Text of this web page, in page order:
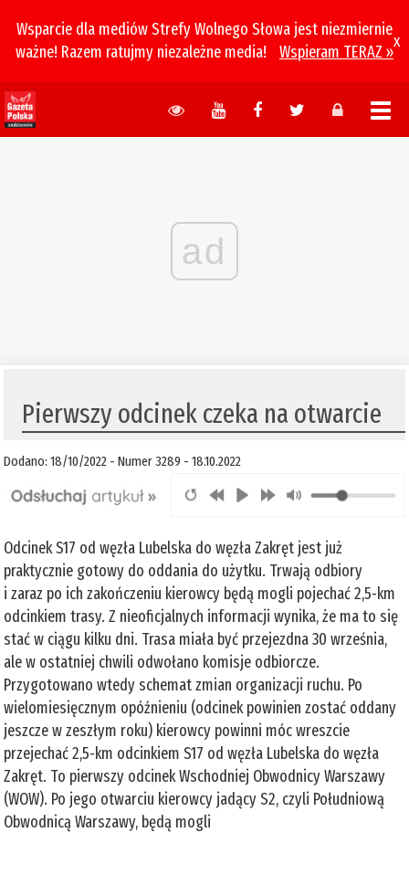
Wsparcie dla mediów Strefy Wolnego Słowa jest niezmiernie
ważne! Razem ratujmy niezależne media!
Wspieram TERAZ »
x
ad
Pierwszy odcinek czeka na otwarcie
Dodano: 18/10/2022 - Numer 3289 - 18.10.2022
Odcinek S17 od węzła Lubelska do węzła Zakręt jest już
praktycznie gotowy do oddania do użytku. Trwają odbiory
i zaraz po ich zakończeniu kierowcy będą mogli pojechać 2,5-km
odcinkiem trasy. Z nieoficjalnych informacji wynika, że ma to się
stać w ciągu kilku dni. Trasa miała być przejezdna 30 września,
ale w ostatniej chwili odwołano komisje odbiorcze.
Przygotowano wtedy schemat zmian organizacji ruchu. Po
wielomiesięcznym opóźnieniu (odcinek powinien zostać oddany
jeszcze w zeszłym roku) kierowcy powinni móc wreszcie
przejechać 2,5-km odcinkiem S17 od węzła Lubelska do węzła
Zakręt. To pierwszy odcinek Wschodniej Obwodnicy Warszawy
(WOW). Po jego otwarciu kierowcy jadący S2, czyli Południową
Obwodnicą Warszawy, będą mogli